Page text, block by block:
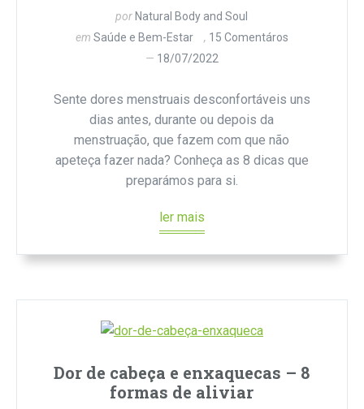
por Natural Body and Soul
em Saúde e Bem-Estar
15 Comentáros
18/07/2022
Sente dores menstruais desconfortáveis uns
dias antes, durante ou depois da
menstruação, que fazem com que não
apeteça fazer nada? Conheça as 8 dicas que
preparámos para si.
ler mais
Dor de cabeça e enxaquecas – 8
formas de aliviar